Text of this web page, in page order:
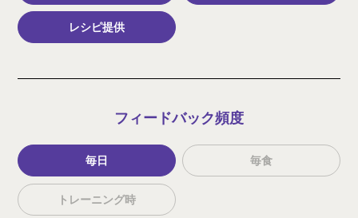
レシピ提供
フィードバック頻度
毎日 毎食
トレーニング時